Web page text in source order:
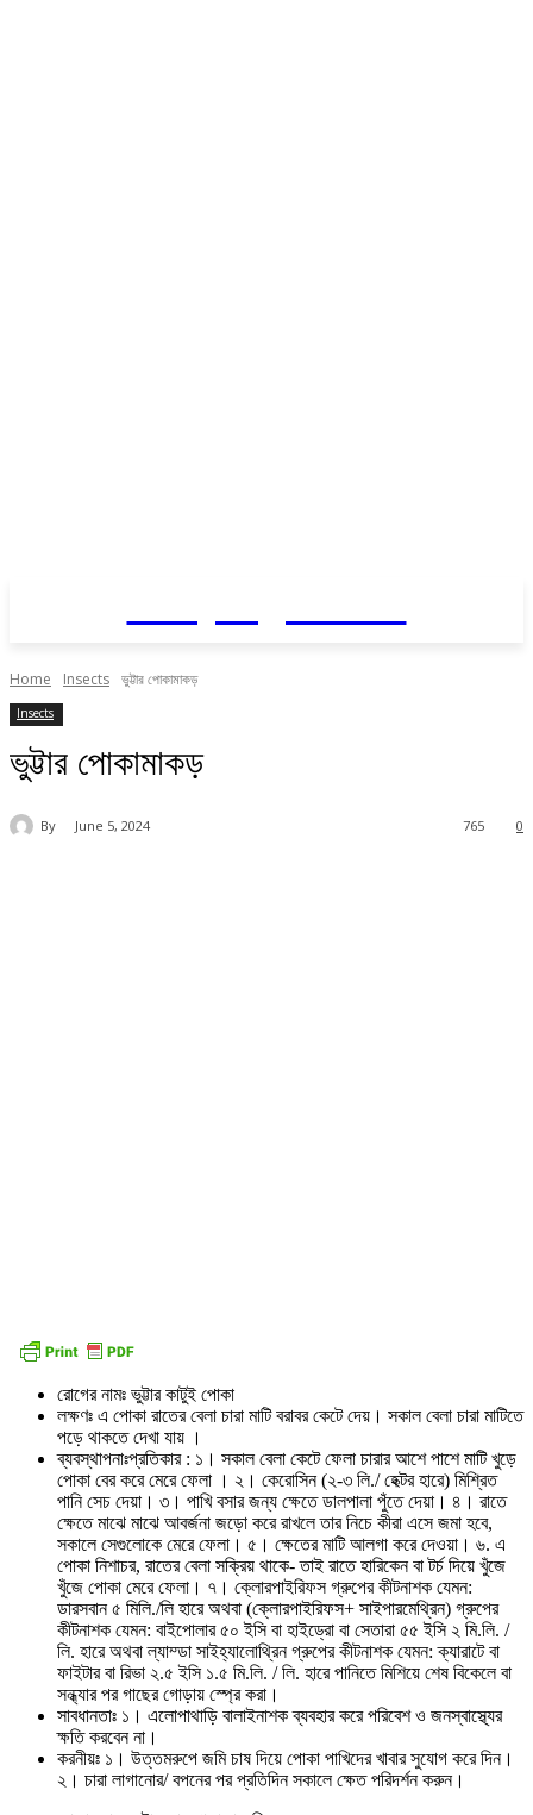
Home Insects ভুট্টার পোকামাকড়
Insects
ভুট্টার পোকামাকড়
By June 5, 2024 0
765
রোগের নামঃ ভুট্টার কাটুই পোকা
লক্ষণঃ এ পোকা রাতের বেলা চারা মাটি বরাবর কেটে দেয়। সকাল বেলা চারা মাটিতে
পড়ে থাকতে দেখা যায় ।
ব্যবস্থাপনাঃপ্রতিকার : ১। সকাল বেলা কেটে ফেলা চারার আশে পাশে মাটি খুড়ে
পোকা বের করে মেরে ফেলা । ২। কেরোসিন (২-৩ লি./ হেক্টর হারে) মিশ্রিত
পানি সেচ দেয়া। ৩। পাখি বসার জন্য ক্ষেতে ডালপালা পুঁতে দেয়া। ৪। রাতে
ক্ষেতে মাঝে মাঝে আবর্জনা জড়ো করে রাখলে তার নিচে কীরা এসে জমা হবে,
সকালে সেগুলোকে মেরে ফেলা। ৫। ক্ষেতের মাটি আলগা করে দেওয়া। ৬. এ
পোকা নিশাচর, রাতের বেলা সক্রিয় থাকে- তাই রাতে হারিকেন বা টর্চ দিয়ে খুঁজে
খুঁজে পোকা মেরে ফেলা। ৭। ক্লোরপাইরিফস গ্রুপের কীটনাশক যেমন:
ডারসবান ৫ মিলি./লি হারে অথবা (ক্লোরপাইরিফস+ সাইপারমেথ্রিন) গ্রুপের
কীটনাশক যেমন: বাইপোলার ৫০ ইসি বা হাইড্রো বা সেতারা ৫৫ ইসি ২ মি.লি. /
লি. হারে অথবা ল্যাম্ডা সাইহ্যালোথ্রিন গ্রুপের কীটনাশক যেমন: ক্যারাটে বা
ফাইটার বা রিভা ২.৫ ইসি ১.৫ মি.লি. / লি. হারে পানিতে মিশিয়ে শেষ বিকেলে বা
সন্ধ্যার পর গাছের গোড়ায় স্প্রে করা।
সাবধানতাঃ ১। এলোপাথাড়ি বালাইনাশক ব্যবহার করে পরিবেশ ও জনস্বাস্থ্যের
ক্ষতি করবেন না।
করনীয়ঃ ১। উত্তমরুপে জমি চাষ দিয়ে পোকা পাখিদের খাবার সুযোগ করে দিন।
২। চারা লাগানোর/ বপনের পর প্রতিদিন সকালে ক্ষেত পরিদর্শন করুন।